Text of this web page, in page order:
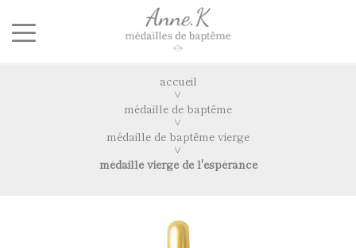
accueil
médaille de baptême
médaille de baptême vierge
médaille vierge de l'espérance